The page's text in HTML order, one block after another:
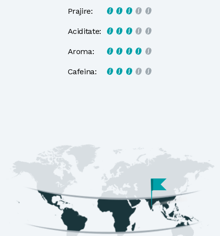
Prajire:
Aciditate:
Aroma:
Cafeina:
Mai multe